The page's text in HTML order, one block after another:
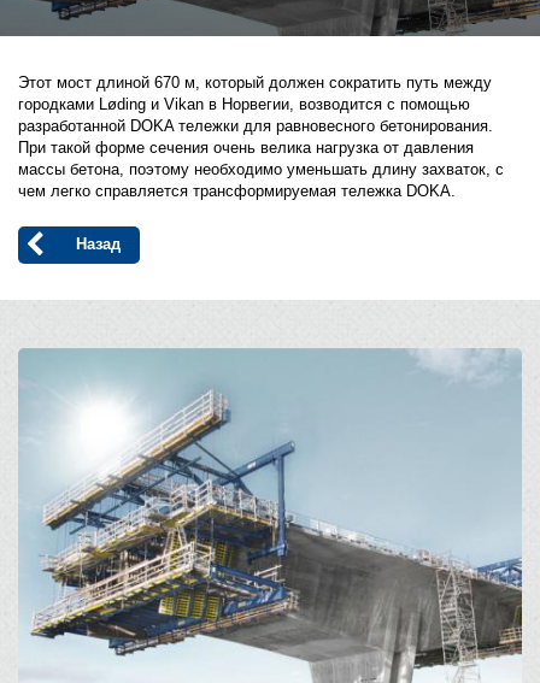
Этот мост длиной 670 м, который должен сократить путь между
городками Løding и Vikan в Норвегии, возводится с помощью
разработанной DOKA тележки для равновесного бетонирования.
При такой форме сечения очень велика нагрузка от давления
массы бетона, поэтому необходимо уменьшать длину захваток, с
чем легко справляется трансформируемая тележка DOKA.
Назад